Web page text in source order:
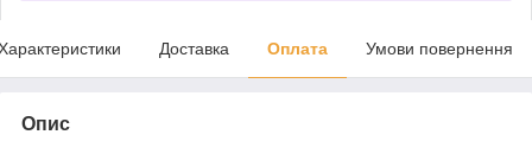
Доставка Оплата Умови повернення
Опис